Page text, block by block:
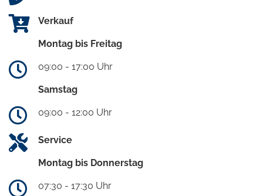
Verkauf
Montag bis Freitag
09:00 - 17:00 Uhr
Samstag
09:00 - 12:00 Uhr
Service
Montag bis Donnerstag
07:30 - 17:30 Uhr